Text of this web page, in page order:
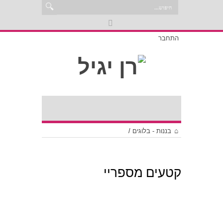
התחבר
בננות - בלוגים /
קטעים מספריי